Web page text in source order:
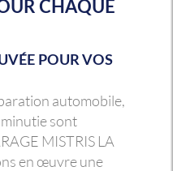
CHAQUE
POUR VOS
automobile,
sont
MISTRIS LA
en œuvre une